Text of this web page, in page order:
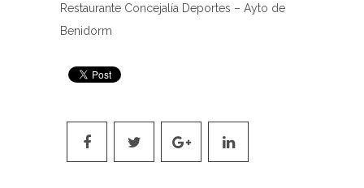
Restaurante Concejalía Deportes – Ayto de
Benidorm